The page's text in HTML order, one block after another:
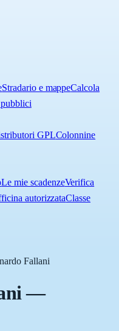
Stradario e mappeCalcola
GPLColonnine
Le mie scadenzeVerifica
autorizzataClasse
Fallani
—